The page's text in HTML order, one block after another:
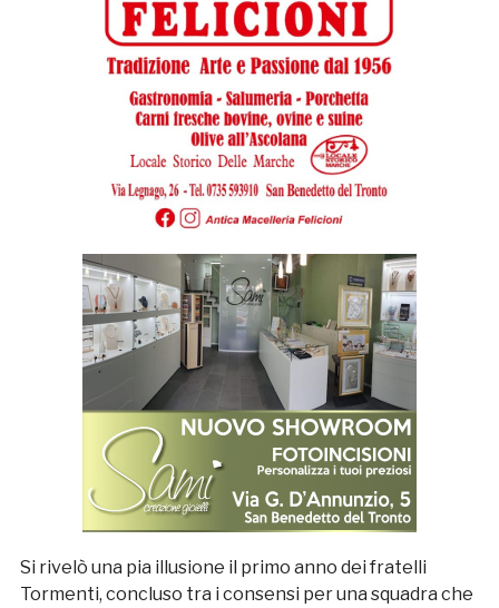
Si rivelò una pia illusione il primo anno dei fratelli
Tormenti, concluso tra i consensi per una squadra che